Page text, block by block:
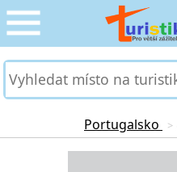
CESTOVÁNÍ
PRO TURISTY
Portugalsko >